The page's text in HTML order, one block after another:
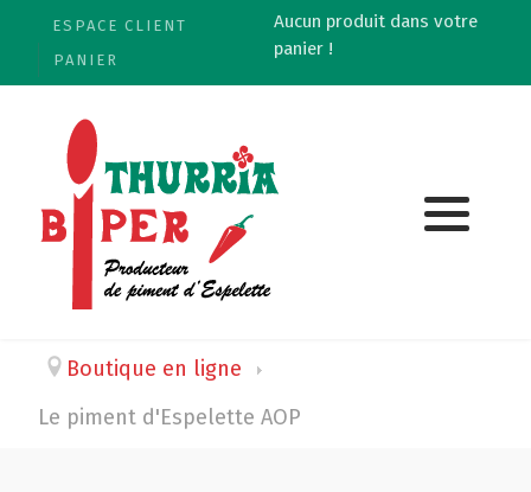
ESPACE CLIENT
PANIER
Aucun produit dans votre
panier !
Boutique en ligne
Le piment d'Espelette AOP